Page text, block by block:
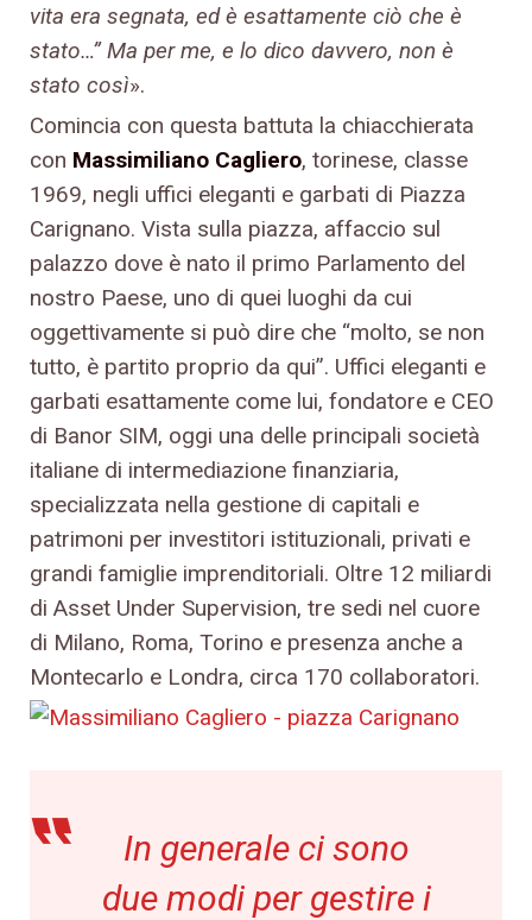
vita era segnata, ed è esattamente ciò che è
stato…” Ma per me, e lo dico davvero, non è
stato così».
Comincia con questa battuta la chiacchierata
con Massimiliano Cagliero, torinese, classe
1969, negli uffici eleganti e garbati di Piazza
Carignano. Vista sulla piazza, affaccio sul
palazzo dove è nato il primo Parlamento del
nostro Paese, uno di quei luoghi da cui
oggettivamente si può dire che “molto, se non
tutto, è partito proprio da qui”. Uffici eleganti e
garbati esattamente come lui, fondatore e CEO
di Banor SIM, oggi una delle principali società
italiane di intermediazione finanziaria,
specializzata nella gestione di capitali e
patrimoni per investitori istituzionali, privati e
grandi famiglie imprenditoriali. Oltre 12 miliardi
di Asset Under Supervision, tre sedi nel cuore
di Milano, Roma, Torino e presenza anche a
Montecarlo e Londra, circa 170 collaboratori.
In generale ci sono
due modi per gestire i